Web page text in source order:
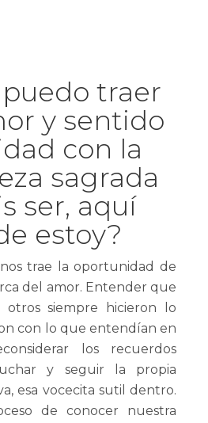
traer
y sentido
con la
sagrada
ser, aquí
estoy?
trae la oportunidad de
del amor. Entender que
siempre hicieron lo
con lo que entendían en
los recuerdos
y seguir la propia
esa vocecita sutil dentro.
de conocer nuestra